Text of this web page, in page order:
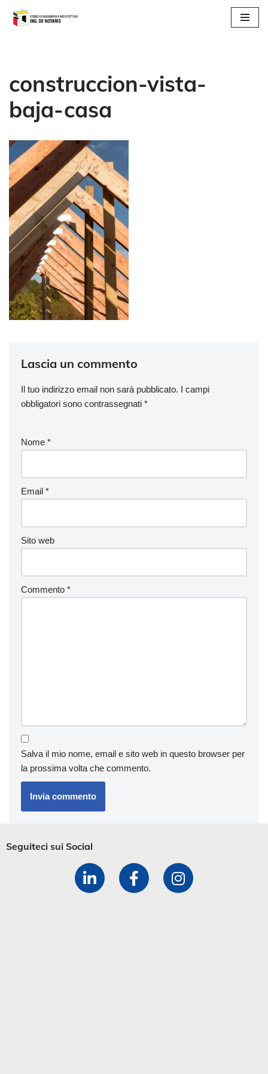
construccion-vista-
baja-casa
Lascia un commento
Il tuo indirizzo email non sarà pubblicato. I campi
obbligatori sono contrassegnati *
Nome *
Email *
Sito web
Commento *
Salva il mio nome, email e sito web in questo browser per
la prossima volta che commento.
Seguiteci sui Social​